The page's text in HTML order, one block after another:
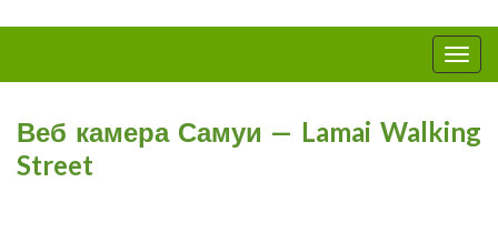
Вкл/
выкл
Веб камера Самуи — Lamai Walking
Street